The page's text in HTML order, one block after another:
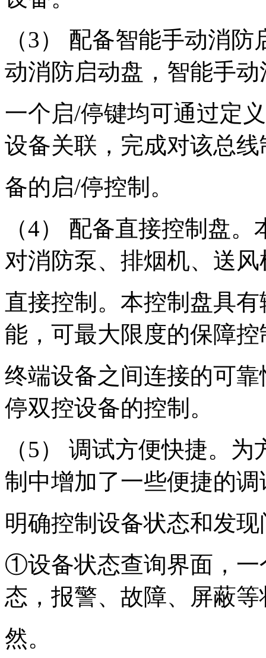
（3） 配备智能手动消
动消防启动盘，智能手
一个启/停键均可通过定
设备关联，完成对该总
备的启/停控制。
（4） 配备直接控制盘
对消防泵、排烟机、送
直接控制。本控制盘具
能，可最大限度的保障
终端设备之间连接的可
停双控设备的控制。
（5） 调试方便快捷。
制中增加了一些便捷的
明确控制设备状态和发现
①设备状态查询界面，一
态，报警、故障、屏蔽
然。